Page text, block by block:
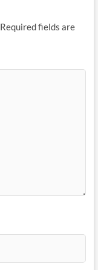
Required fields are